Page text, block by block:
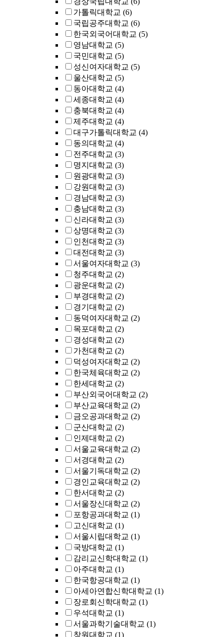
가톨릭대학교 (6)
국립공주대학교 (6)
한국외국어대학교 (5)
영남대학교 (5)
국민대학교 (5)
성신여자대학교 (5)
울산대학교 (5)
동아대학교 (4)
세종대학교 (4)
충북대학교 (4)
제주대학교 (4)
대구가톨릭대학교 (4)
동의대학교 (4)
전주대학교 (3)
명지대학교 (3)
원광대학교 (3)
강원대학교 (3)
경남대학교 (3)
충남대학교 (3)
신라대학교 (3)
상명대학교 (3)
인천대학교 (3)
대전대학교 (3)
서울여자대학교 (3)
청주대학교 (2)
광운대학교 (2)
부경대학교 (2)
경기대학교 (2)
동덕여자대학교 (2)
목포대학교 (2)
경성대학교 (2)
가천대학교 (2)
덕성여자대학교 (2)
한국체육대학교 (2)
한세대학교 (2)
부산외국어대학교 (2)
부산교육대학교 (2)
금오공과대학교 (2)
군산대학교 (2)
인제대학교 (2)
서울교육대학교 (2)
서경대학교 (2)
서울기독대학교 (2)
경인교육대학교 (2)
한서대학교 (2)
서울장신대학교 (2)
포항공과대학교 (1)
고신대학교 (1)
서울시립대학교 (1)
국방대학교 (1)
감리교신학대학교 (1)
아주대학교 (1)
한국항공대학교 (1)
아세아연합신학대학교 (1)
장로회신학대학교 (1)
우석대학교 (1)
서울과학기술대학교 (1)
창원대학교 (1)